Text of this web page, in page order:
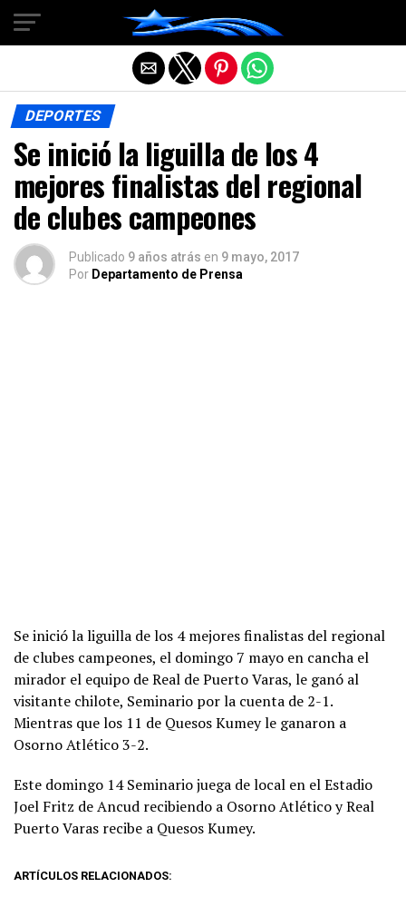
DEPORTES
Se inició la liguilla de los 4
mejores finalistas del regional
de clubes campeones
Publicado 9 años atrás en 9 mayo, 2017
Por Departamento de Prensa
Se inició la liguilla de los 4 mejores finalistas del regional
de clubes campeones, el domingo 7 mayo en cancha el
mirador el equipo de Real de Puerto Varas, le ganó al
visitante chilote, Seminario por la cuenta de 2-1.
Mientras que los 11 de Quesos Kumey le ganaron a
Osorno Atlético 3-2.
Este domingo 14 Seminario juega de local en el Estadio
Joel Fritz de Ancud recibiendo a Osorno Atlético y Real
Puerto Varas recibe a Quesos Kumey.
ARTÍCULOS RELACIONADOS:
Salir de la versión móvil